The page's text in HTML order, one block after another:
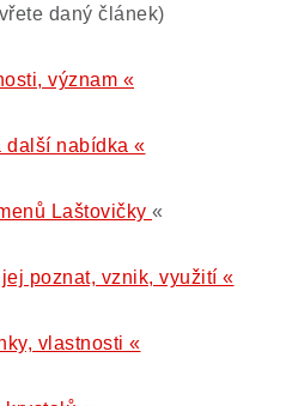
daný článek)
význam «
další nabídka «
Laštovičky «
poznat, vznik, využití «
vlastnosti «